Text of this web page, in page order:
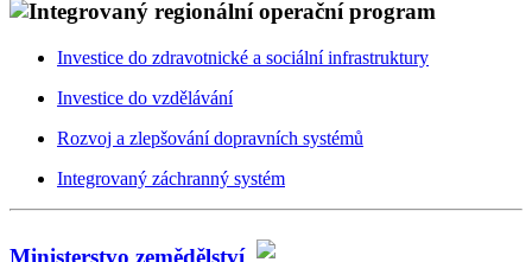
Investice do zdravotnické a sociální infrastruktury
Investice do vzdělávání
Rozvoj a zlepšování dopravních systémů
Integrovaný záchranný systém
Ministerstvo zemědělství